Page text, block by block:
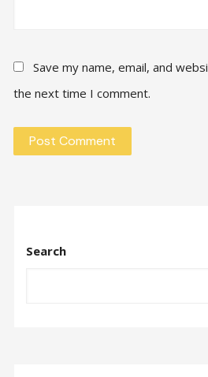
Save my name, email, and
the next time I comment.
Search